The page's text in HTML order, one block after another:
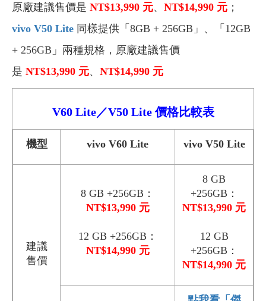
原廠建議售價是 NT$13,990 元、 NT$14,990 元 ；
vivo V50 Lite 同樣提供「8GB + 256GB」、「12GB
+ 256GB」兩種規格， 原廠建議售價
是 NT$13,990 元、 NT$14,990 元
V60 Lite／V50 Lite價格比較表
機型 vivo V60 Lite vivo V50 Lite
建議
售價
8 GB +256GB：
NT$13,990 元
12 GB +256GB：
NT$14,990 元
8 GB
+256GB：
NT$13,990 元
12 GB
+256GB：
NT$14,990 元